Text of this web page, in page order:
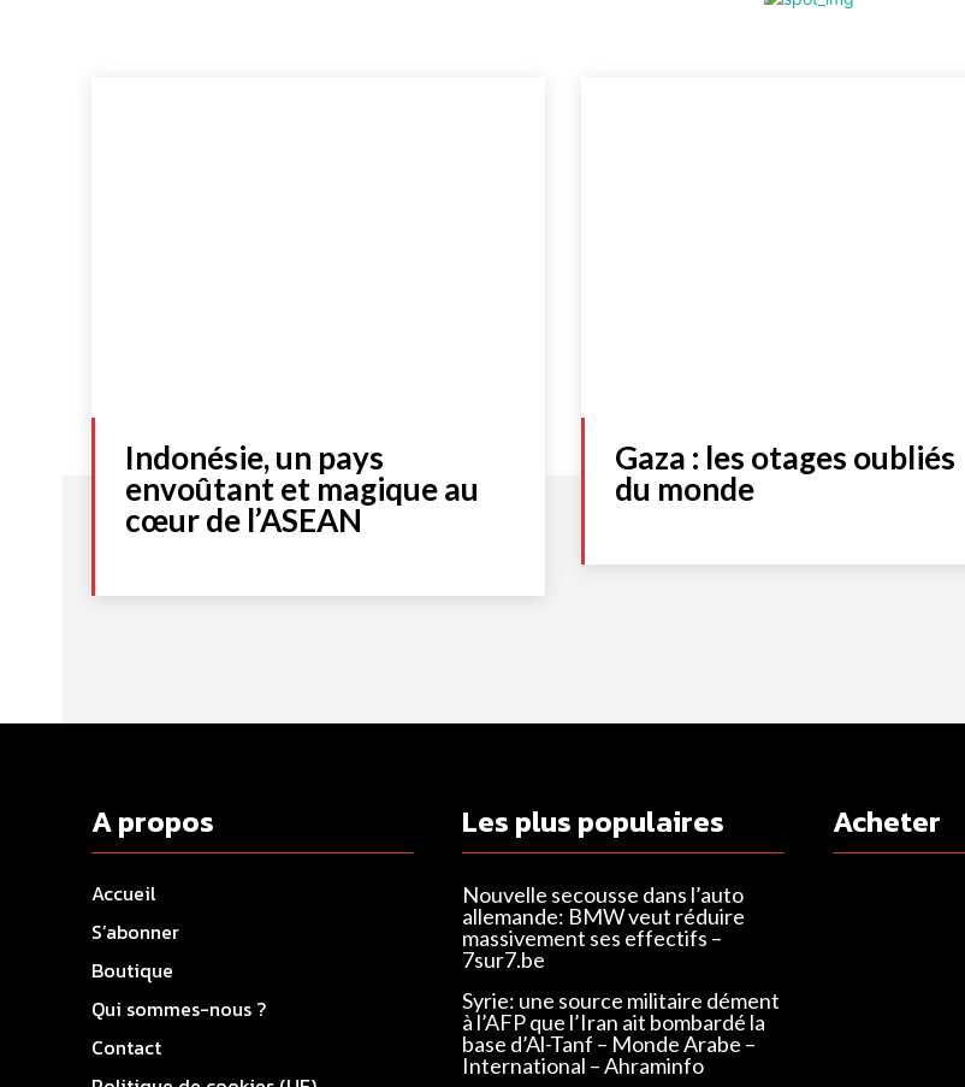
Indonésie, un pays
envoûtant et magique au
cœur de l’ASEAN
Gaza : les otages oubliés
du monde
A propos
Accueil
S’abonner
Boutique
Qui sommes-nous ?
Contact
Les plus populaires
Nouvelle secousse dans l’auto
allemande: BMW veut réduire
massivement ses effectifs –
7sur7.be
Syrie: une source militaire dément
à l’AFP que l’Iran ait bombardé la
base d’Al-Tanf – Monde Arabe –
International – Ahraminfo
Acheter